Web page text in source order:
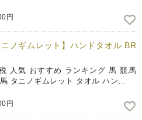
円
ニノギムレット】ハンドタオル BR
人気 おすすめ ランキング 馬 競馬
タニノギムレット タオル ハン…
円